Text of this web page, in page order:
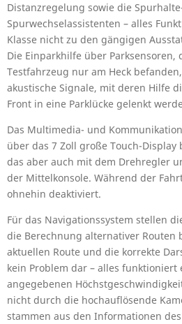
Distanzregelung sowie die
Spurwechselassistenten – alles
Klasse nicht zu den gängigen
Die Einparkhilfe über Parksensoren,
Testfahrzeug nur am Heck
akustische Signale, mit deren Hilfe
Front in eine Parklücke gelenkt
Das Multimedia- und
über das 7 Zoll große Touch-
das aber auch mit dem Drehregler
der Mittelkonsole. Während der
ohnehin deaktiviert.
Für das Navigationssystem stellen
die Berechnung alternativer Routen
aktuellen Route und die korrekte
kein Problem dar – alles funktioniert
angegebenen
nicht durch die hochauflösende
stammen aus den Informationen